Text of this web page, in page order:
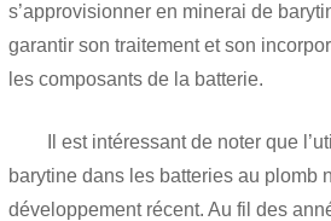
s’approvisionner en minerai de
garantir son traitement et son
les composants de la batterie.
Il est intéressant de noter que
barytine dans les batteries au plomb
développement récent. Au fil des